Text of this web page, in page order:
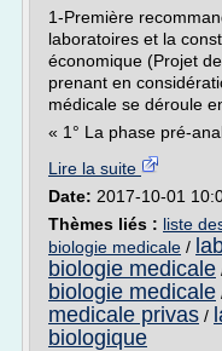
1-Première
laboratoires et la
économique (Projet
prenant en
médicale se déroule
« 1° La phase pré-
Lire la suite
Date: 2017-10-01
Thèmes liés : liste
biologie medicale /
biologie medicale
biologie medicale
medicale privas /
biologique